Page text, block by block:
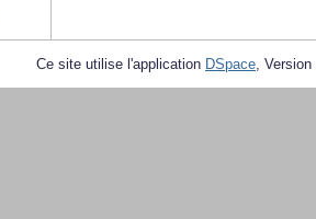
Ce site utilise l'application DSpace,